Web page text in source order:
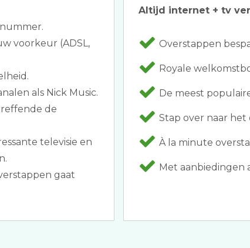
voorkeur (ADSL,
als Nick Music.
de
televisie en
gaat
Altijd internet + tv
Overstappen
Royale
De meest
Stap over naar
À la minute
Met aanbiedingen